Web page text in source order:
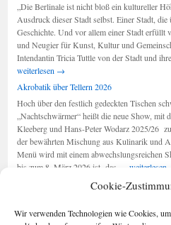
Cookie-
Wir verwenden Technologien wie Cookies,
„Die Berlinale ist nicht bloß ein kultureller
Ausdruck dieser Stadt selbst. Einer Stadt,
Geschichte. Und vor allem einer Stadt erfüllt
und Neugier für Kunst, Kultur und
Intendantin Tricia Tuttle von der Stadt und
weiterlesen →
Akrobatik über Tellern 2026
Hoch über den festlich gedeckten Tischen
„Nachtschwärmer“ heißt die neue Show, mit
Kleeberg und Hans-Peter Wodarz 2025/26
der bewährten Mischung aus Kulinarik und
Menü wird mit einem abwechslungsreichen
bis zum 8. März 2026 ist das … Akrobatik
Tellern
weiterlesen
Seiten
Berlin im Buch
Kategorien
Kategorien